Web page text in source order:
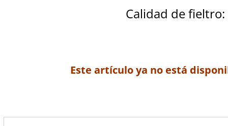
Calidad de fieltro:
Este artículo ya no está